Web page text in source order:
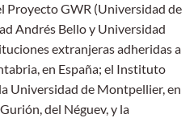
Proyecto GWR (Universidad de
Andrés Bello y Universidad
extranjeras adheridas a
en España; el Instituto
Universidad de Montpellier, en
del Néguev, y la